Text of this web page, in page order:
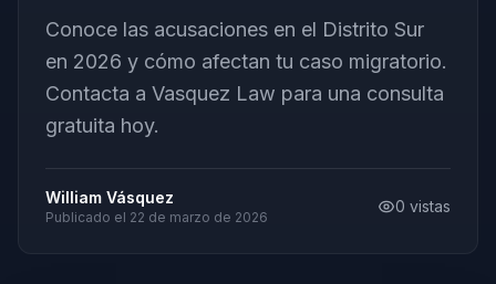
Conoce las acusaciones en el Distrito Sur
en 2026 y cómo afectan tu caso migratorio.
Contacta a Vasquez Law para una consulta
gratuita hoy.
William Vásquez
Publicado el 22 de marzo de 2026
0 vistas